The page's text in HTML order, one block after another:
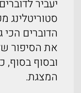
יעביר
סטוריטלינג
הדוברים הכי
את הסיפור
ובסוף בסוף,
המצגת.